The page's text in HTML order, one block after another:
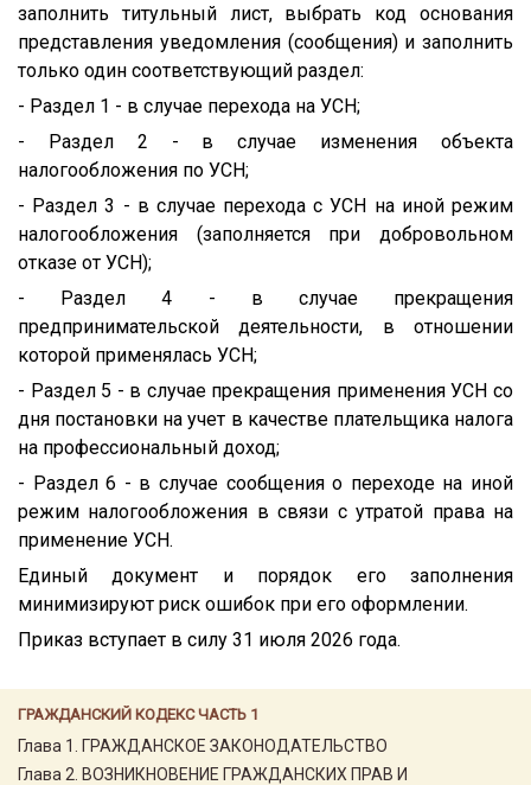
ГРАЖДАНСКИЙ КОДЕКС ЧАСТЬ 1
Глава 1. ГРАЖДАНСКОЕ ЗАКОНОДАТЕЛЬСТВО
Глава 2. ВОЗНИКНОВЕНИЕ ГРАЖДАНСКИХ ПРАВ И
заполнить титульный лист, выбрать код основания
представления уведомления (сообщения) и заполнить
только один соответствующий раздел:
- Раздел 1 - в случае перехода на УСН;
- Раздел 2 - в случае изменения объекта
налогообложения по УСН;
- Раздел 3 - в случае перехода с УСН на иной режим
налогообложения (заполняется при добровольном
отказе от УСН);
- Раздел 4 - в случае прекращения
предпринимательской деятельности, в отношении
которой применялась УСН;
- Раздел 5 - в случае прекращения применения УСН со
дня постановки на учет в качестве плательщика налога
на профессиональный доход;
- Раздел 6 - в случае сообщения о переходе на иной
режим налогообложения в связи с утратой права на
применение УСН.
Единый документ и порядок его заполнения
минимизируют риск ошибок при его оформлении.
Приказ вступает в силу 31 июля 2026 года.